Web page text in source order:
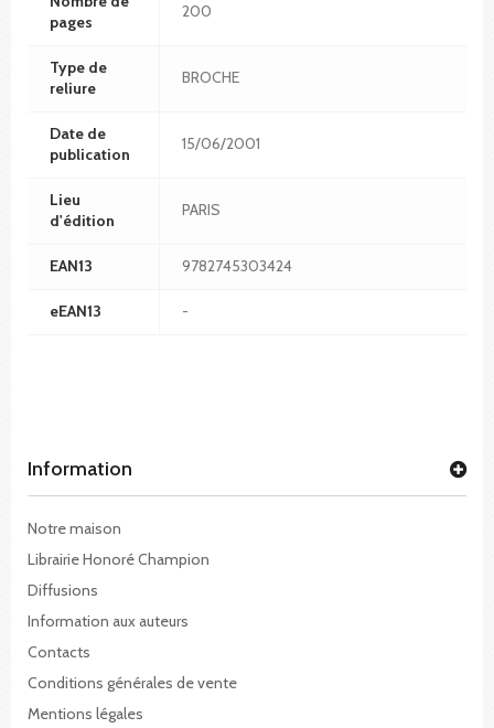
pages
200
Type de
reliure
BROCHE
Date de
publication
15/06/2001
Lieu
d'édition
PARIS
EAN13 9782745303424
eEAN13 -
Information
Notre maison
Librairie Honoré Champion
Diffusions
Information aux auteurs
Contacts
Conditions générales de vente
Mentions légales